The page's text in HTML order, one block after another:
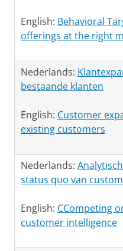
English: Behavioral
offerings at the right
Nederlands:
bestaande klanten
English: Customer
existing customers
Nederlands:
status quo van
English: CCompeting
customer intelligence